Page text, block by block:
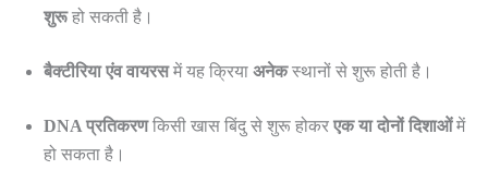
शुरूहो सकती है।
बैक्टीरिया एंव वायरसमें यह क्रिया अनेकस्थानों से शुरू होती है।
DNA प्रतिकरणकिसी खास बिंदु से शुरू होकर एक या दोनों दिशाओंमें
हो सकता है।